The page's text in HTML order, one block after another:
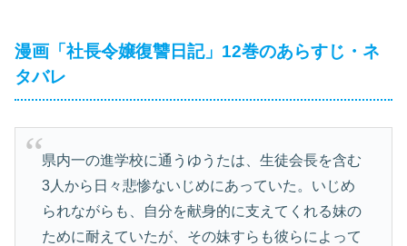
漫画「社長令嬢復讐日記」12巻のあらすじ・ネ
タバレ
県内一の進学校に通うゆうたは、生徒会長を含む
3人から日々悲惨ないじめにあっていた。いじめ
られながらも、自分を献身的に支えてくれる妹の
ために耐えていたが、その妹すらも彼らによって